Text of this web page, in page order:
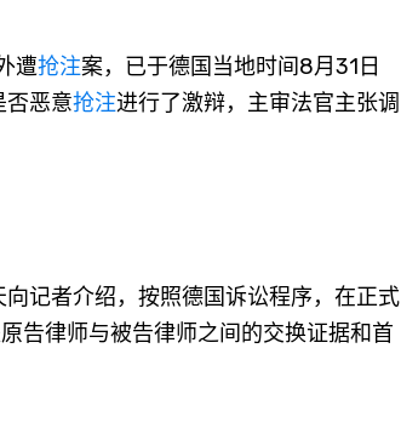
遭抢注案，已于德国当地时间8月31日
否恶意抢注进行了激辩，主审法官主张调
记者介绍，按照德国诉讼程序，在正式
告律师与被告律师之间的交换证据和首